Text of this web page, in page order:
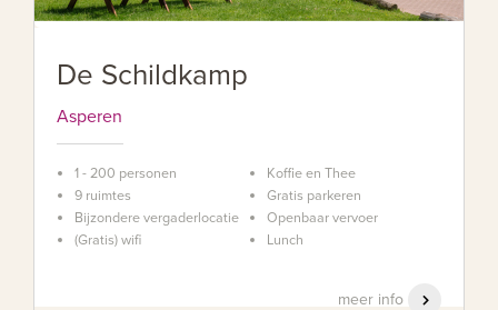
De Schildkamp
Asperen
1 - 200 personen
9 ruimtes
Bijzondere vergaderlocatie
(Gratis) wifi
Koffie en Thee
Gratis parkeren
Openbaar vervoer
Lunch
meer info